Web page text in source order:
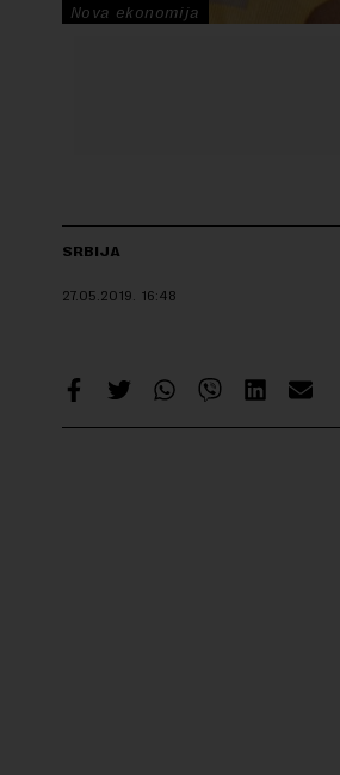
Nova ekonomija
SRBIJA
27.05.2019. 16:48